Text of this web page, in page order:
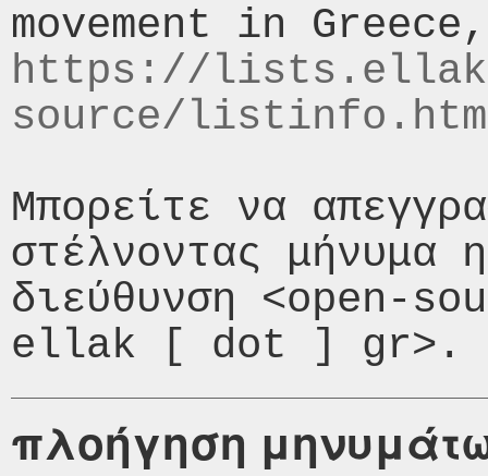
https://
source/
Μπορείτε να
στέλνοντας μήνυμα
διεύθυνση <open-
πλοήγηση